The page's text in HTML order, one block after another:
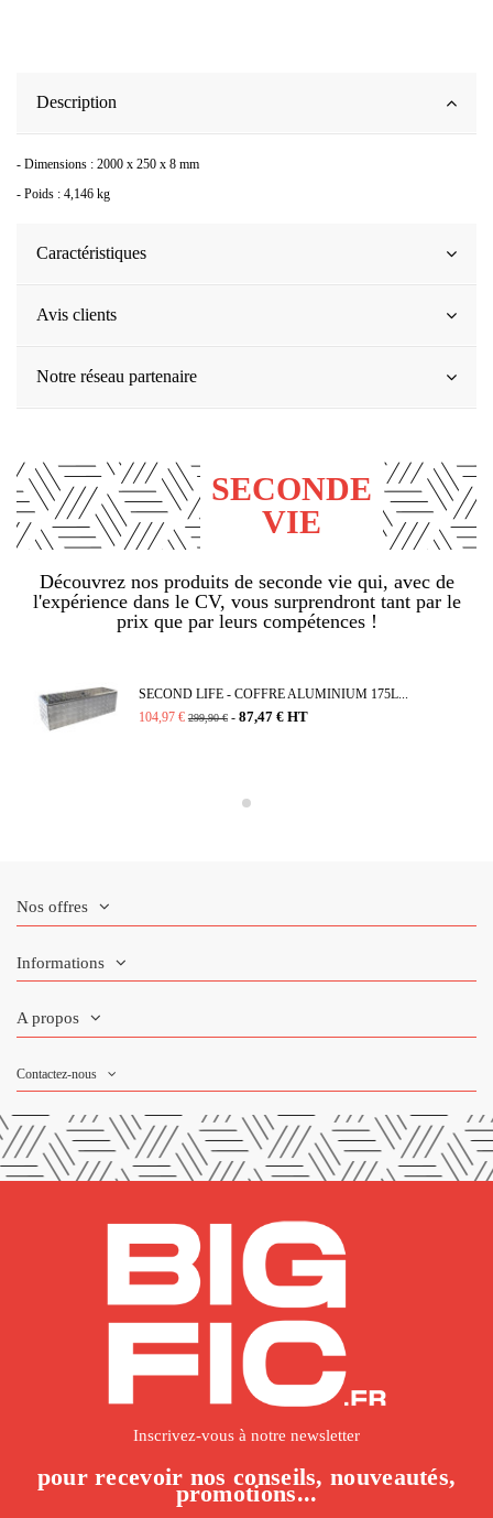
Description
- Dimensions : 2000 x 250 x 8 mm
- Poids : 4,146 kg
Caractéristiques
Avis clients
Notre réseau partenaire
SECONDE
VIE
Découvrez nos produits de seconde vie qui, avec de
l'expérience dans le CV, vous surprendront tant par le
prix que par leurs compétences !
SECOND LIFE - COFFRE ALUMINIUM 175L...
104,97 € 299,90 € - 87,47 € HT
Nos offres
Informations
A propos
Contactez-nous
Inscrivez-vous à notre newsletter
pour recevoir nos conseils, nouveautés,
promotions...